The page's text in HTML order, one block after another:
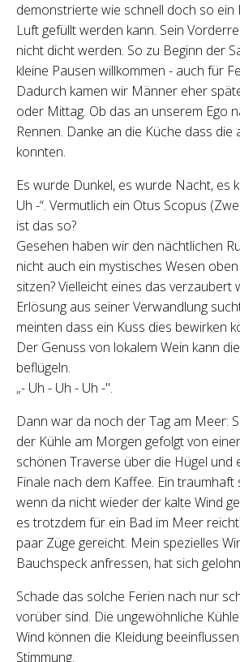
demonstrierte wie schnell doch so ein
Luft gefüllt werden kann. Sein
nicht dicht werden. So zu Beginn der
kleine Pausen willkommen - auch für
Dadurch kamen wir Männer eher
oder Mittag. Ob das an unserem Ego
Rennen. Danke an die Küche dass die
konnten.
Es wurde Dunkel, es wurde Nacht, es
Uh -“. Vermutlich ein Otus Scopus
ist das so?
Gesehen haben wir den nächtlichen
nicht auch ein mystisches Wesen
sitzen? Vielleicht eines das verzaubert
Erlösung aus seiner Verwandlung
meinten dass ein Kuss dies bewirken
Der Genuss von lokalem Wein kann
beflügeln.
„- Uh - Uh - Uh -".
Dann war da noch der Tag am Meer:
der Kühle am Morgen gefolgt von
schönen Traverse über die Hügel und
Finale nach dem Kaffee. Ein traumhaft
wenn da nicht wieder der kalte Wind
es trotzdem für ein Bad im Meer
paar Züge gereicht. Mein spezielles
Bauchspeck anfressen, hat sich
Schade das solche Ferien nach nur
vorüber sind. Die ungewöhnliche
Wind können die Kleidung
Stimmung.